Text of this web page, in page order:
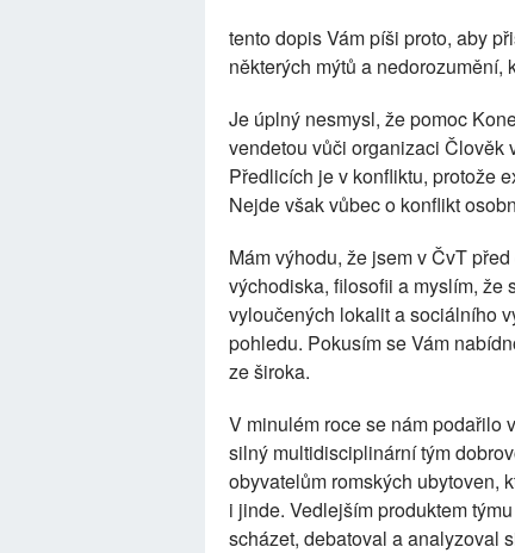
tento dopis Vám píši proto, aby
některých mýtů a
Je úplný nesmysl, že pomoc
vendetou vůči organizaci Člověk
Předlicích je v konfliktu, protože
Nejde však vůbec o konflikt
Mám výhodu, že jsem v ČvT
východiska, filosofii a myslím, že
vyloučených lokalit a sociálního
pohledu. Pokusím se Vám
ze široka.
V minulém roce se nám podařilo
silný multidisciplinární tým
obyvatelům romských ubytoven,
i jinde. Vedlejším produktem
scházet, debatoval a analyzoval